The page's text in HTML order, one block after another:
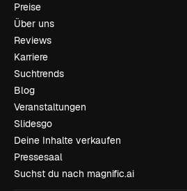
Preise
Über uns
Reviews
Karriere
Suchtrends
Blog
Veranstaltungen
Slidesgo
Deine Inhalte verkaufen
Pressesaal
Suchst du nach magnific.ai